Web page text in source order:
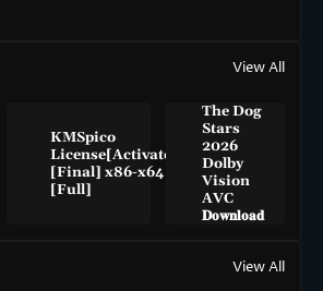
View All
KMSpico
License[Activated]
[Final] x86-x64
[Full]
The Dog
Stars
2026
Dolby
Vision
AVC
𝐃𝐨𝐰𝐧𝐥𝐨𝐚𝐝
View All